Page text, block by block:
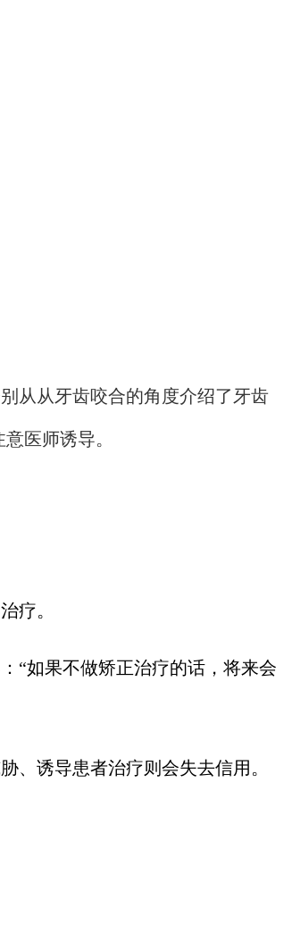
从从牙齿咬合的角度介绍了牙齿
医师诱导。
疗。
“如果不做矫正治疗的话，将来会
、诱导患者治疗则会失去信用。